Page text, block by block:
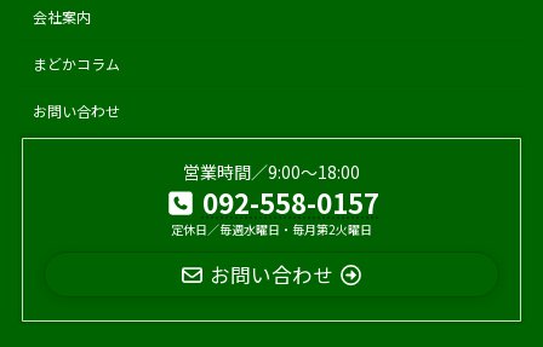
会社案内
まどかコラム
お問い合わせ
営業時間／9:00〜18:00
092-558-0157
定休日／毎週水曜日・毎月第2火曜日
お問い合わせ